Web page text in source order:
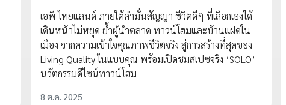
เอพี ไทยแลนด์ ภายใต้คำมั่นสัญญา ชีวิตดีๆ ที่เลือกเองได้
เดินหน้าไม่หยุด ย้ำผู้นำตลาด ทาวน์โฮมและบ้านแฝดใน
เมือง จากความเข้าใจคุณภาพชีวิตจริง สู่การสร้างที่สุดของ
Living Quality ในแบบคุณ พร้อมเปิดชมสเปซจริง ‘SOLO’
นวัตกรรมดีไซน์ทาวน์โฮม
8 ต.ค. 2025